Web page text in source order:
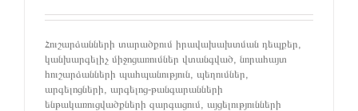
Հուշարձանների տարածքում իրավախախտման դեպքեր,
կանխարգելիչ միջոցառումներ վտանգված, նորահայտ
հուշարձանների պահպանություն, պեղումներ,
արգելոցների, արգելոց-թանգարանների
ենթակառուցվածքների զարգացում, այցելությունների